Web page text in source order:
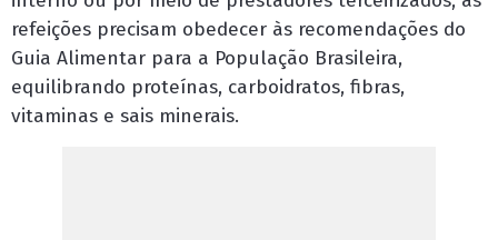
refeições precisam obedecer às recomendações do
Guia Alimentar para a População Brasileira,
equilibrando proteínas, carboidratos, fibras,
vitaminas e sais minerais.